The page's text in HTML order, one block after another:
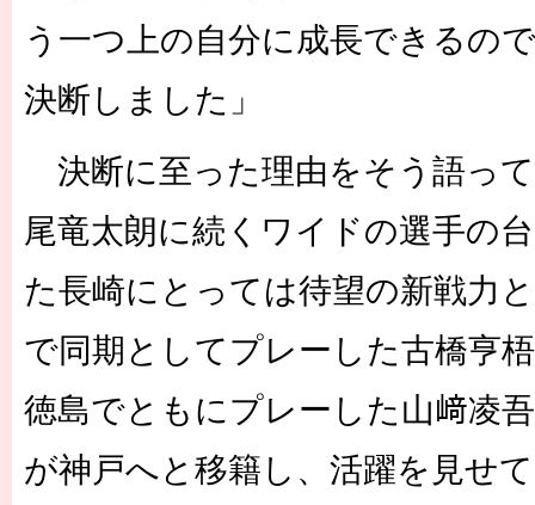
う一つ上の自分に成長できるの
決断しました」
決断に至った理由をそう語っ
尾竜太朗に続くワイドの選手の
た長崎にとっては待望の新戦力
で同期としてプレーした古橋亨
徳島でともにプレーした山﨑凌
が神戸へと移籍し、活躍を見せ